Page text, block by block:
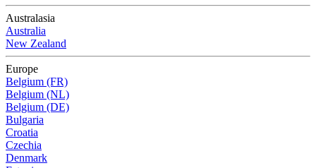
Australasia
Australia
New Zealand
Europe
Belgium (FR)
Belgium (NL)
Belgium (DE)
Bulgaria
Croatia
Czechia
Denmark